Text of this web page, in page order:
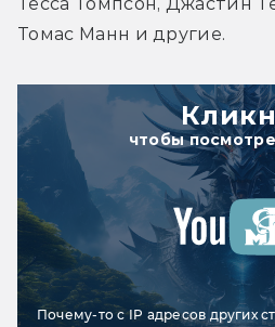
Томас Манн и другие.
чтобы
Почему-то с IP адресов других